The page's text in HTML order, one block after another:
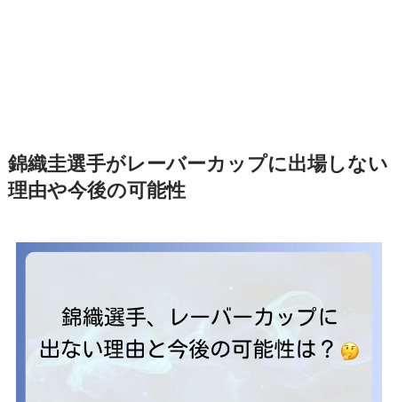
錦織圭選手がレーバーカップに出場しない
理由や今後の可能性